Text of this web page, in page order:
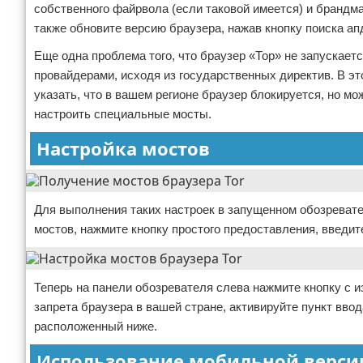
собственного файрвола (если таковой имеется) и
также обновите версию браузера, нажав кнопку поиска
Еще одна проблема того, что браузер «Тор» не
провайдерами, исходя из государственных директив. В
указать, что в вашем регионе браузер блокируется, но
настроить специальные мосты.
Настройка мостов
Для выполнения таких настроек в запущенном
мостов, нажмите кнопку простого предоставления,
Теперь на панели обозревателя слева нажмите кнопку с
запрета браузера в вашей стране, активируйте пункт
расположенный ниже.